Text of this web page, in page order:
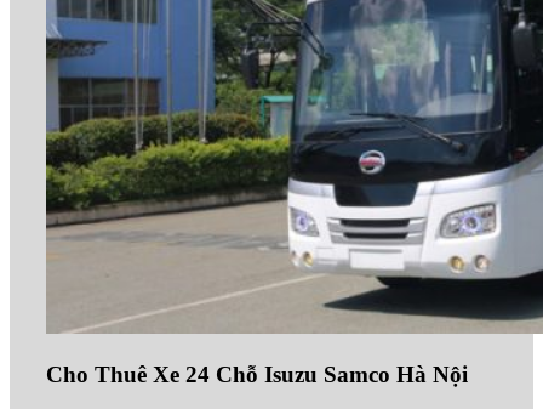
Cho Thuê Xe 24 Chỗ Isuzu Samco Hà Nội